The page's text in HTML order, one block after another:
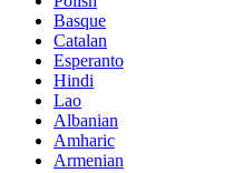
Basque
Catalan
Esperanto
Hindi
Lao
Albanian
Amharic
Armenian